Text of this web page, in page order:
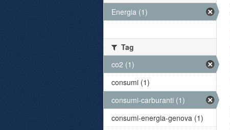
Energia (1)
Tag
co2 (1)
consumi (1)
consumi-carburanti (1)
consumi-energia-genova (1)